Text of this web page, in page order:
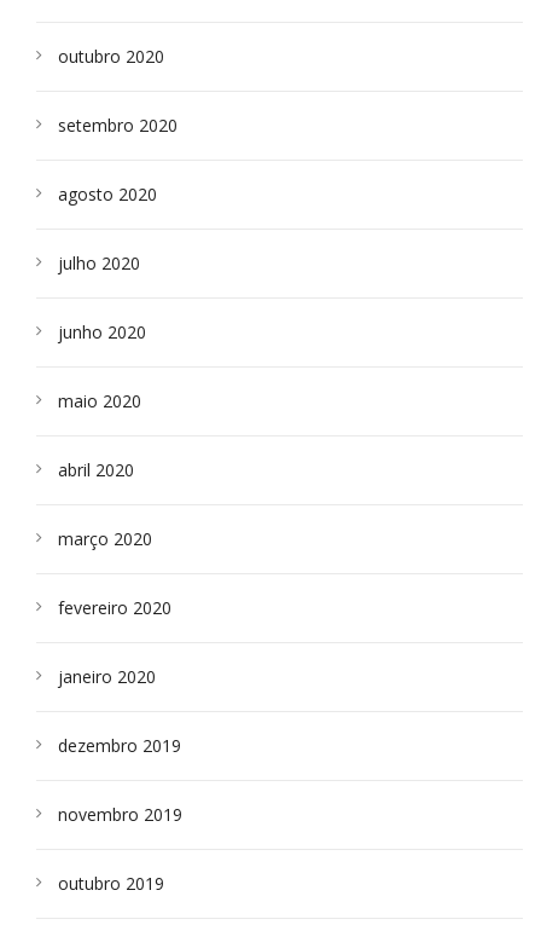
outubro 2020
setembro 2020
agosto 2020
julho 2020
junho 2020
maio 2020
abril 2020
março 2020
fevereiro 2020
janeiro 2020
dezembro 2019
novembro 2019
outubro 2019